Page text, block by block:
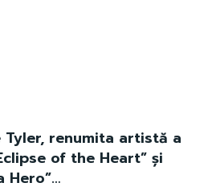
renumita artistă a
of the Heart” și
Hero”…